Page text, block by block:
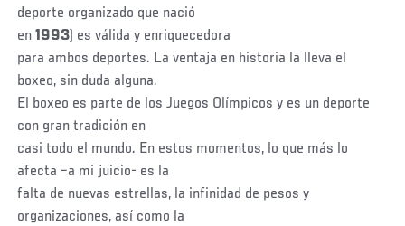
deporte organizado que nació
en1993 ) es válida y enriquecedora
para ambos deportes. La ventaja en historia la lleva el
boxeo, sin duda alguna.
El boxeo es parte de los Juegos Olímpicos y es un deporte
con gran tradición en
casi todo el mundo. En estos momentos, lo que más lo
afecta –a mi juicio- es la
falta de nuevas estrellas, la infinidad de pesos y
organizaciones, así como la